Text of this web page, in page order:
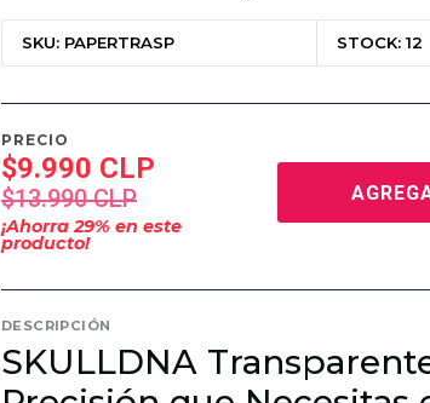
SKU: PAPERTRASP STOCK: 12
PRECIO
$9.990 CLP
$13.990 CLP
¡Ahorra29% en este
producto!
DESCRIPCIÓN
SKULLDNA